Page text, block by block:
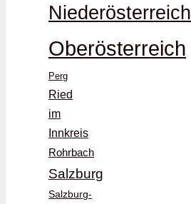
Niederösterreich
Oberösterreich
Perg
Ried
im
Innkreis
Rohrbach
Salzburg
Salzburg-